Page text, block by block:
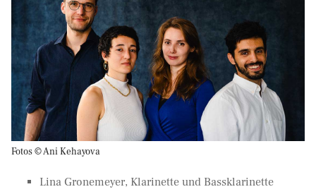
Fotos © Ani Kehayova
Lina Gronemeyer, Klarinette und Bassklarinette